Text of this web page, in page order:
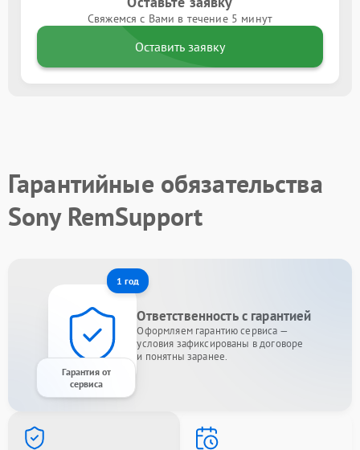
Свяжемся с Вами в течение 5 минут
Оставить заявку
Гарантийные обязательства
Sony RemSupport
1 год
Гарантия от
сервиса
Ответственность с гарантией
Оформляем гарантию сервиса —
условия зафиксированы в договоре
и понятны заранее.